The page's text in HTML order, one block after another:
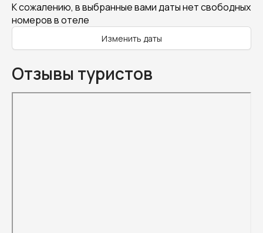
К сожалению, в выбранные вами даты нет свободных
номеров в отеле
Изменить даты
Отзывы туристов